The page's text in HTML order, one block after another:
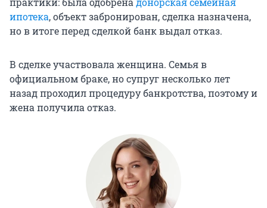
ипотека, объект забронирован, сделка назначена,
но в итоге перед сделкой банк выдал отказ.
В сделке участвовала женщина. Семья в
официальном браке, но супруг несколько лет
назад проходил процедуру банкротства, поэтому и
жена получила отказ.